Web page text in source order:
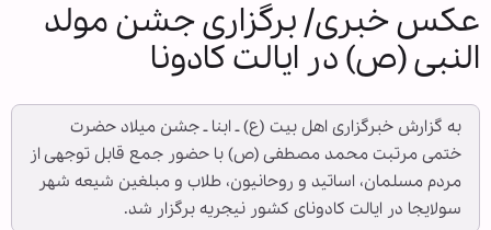
عكس خبری/ برگزاری جشن مولد
النبی (ص) در ایالت کادونا
به گزارش خبرگزاری اهل بيت (ع) ـ ابنا ـ جشن میلاد حضرت
ختمی مرتبت محمد مصطفی (ص) با حضور جمع قابل توجهی از
مردم مسلمان، اساتید و روحانیون، طلاب و مبلغین شیعه شهر
سولایجا در ایالت کادونای کشور نیجریه برگزار شد.